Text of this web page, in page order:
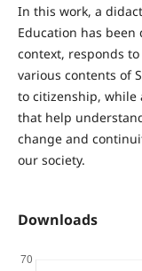
In this work, a
Education has
context, responds
various contents of
to citizenship, while
that help
change and
our society.
Downloads